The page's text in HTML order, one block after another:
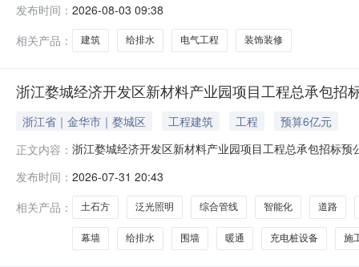
县容州镇上安路2.废标结果:序号标项名称废标理由其他
红色美丽乡
发布时间： 2026-08-03 09:38
相关产品：
建筑 给排水 电气工程 装饰装修
浙江婺城经济开发区新材料产业园项目工程总承包招
浙江省｜金华市｜婺城区 工程建筑 工程
预算6亿元
正文内容： 浙江婺城经济开发区新材料产业园项目工程总承包招标
发布时间： 2026-07-31 20:43
相关产品：
土石方 泛光照明 综合管线 智能化 道路
幕墙 给排水 围墙 暖通 充电桩设备 施